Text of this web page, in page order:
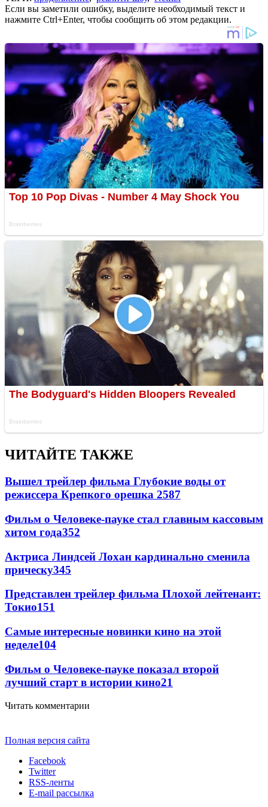
Если вы заметили ошибку, выделите необходимый текст и
нажмите Ctrl+Enter, чтобы сообщить об этом редакции.
ЧИТАЙТЕ ТАКЖЕ
Вышел трейлер фильма Глубокие воды от
режиссера Крепкого орешка 2587
Фильм о Человеке-пауке стал главным кассовым
хитом года352
Актриса Линдсей Лохан кардинально сменила
прическу345
Представлен трейлер фильма Плохой лейтенант:
Токио151
Самые интересные новинки кино на этой
неделе104
Фильм о Человеке-пауке показал второй
лучший старт в истории кино21
Читать комментарии
Полная версия сайта
Facebook
Twitter
RSS-ленты
E-mail рассылка